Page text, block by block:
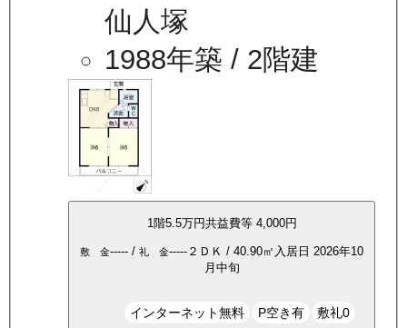
仙人塚
1988年築 / 2階建
1 階5.5万円共益費等 4,000円
敷 金----- / 礼 金----- ２ＤＫ / 40.90㎡ 入居日 2026年10
月中旬
インターネット無料 P空き有 敷礼0